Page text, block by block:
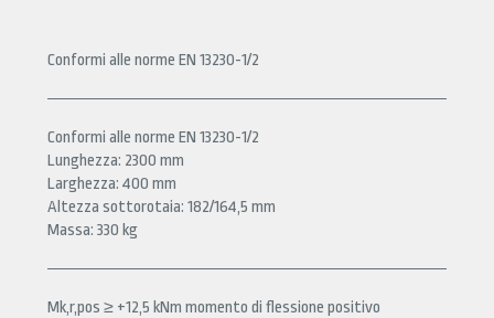
Conformi alle norme EN 13230-1/2
Conformi alle norme EN 13230-1/2
Lunghezza: 2300 mm
Larghezza: 400 mm
Altezza sottorotaia: 182/164,5 mm
Massa: 330 kg
Mk,r,pos ≥ +12,5 kNm momento di flessione positivo